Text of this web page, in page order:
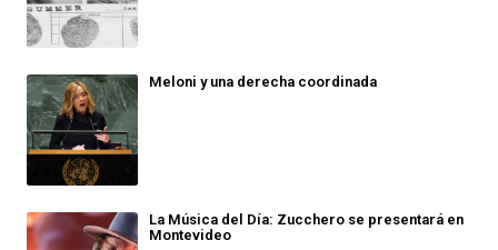
Meloni y una derecha coordinada
La Música del Día: Zucchero se presentará en
Montevideo